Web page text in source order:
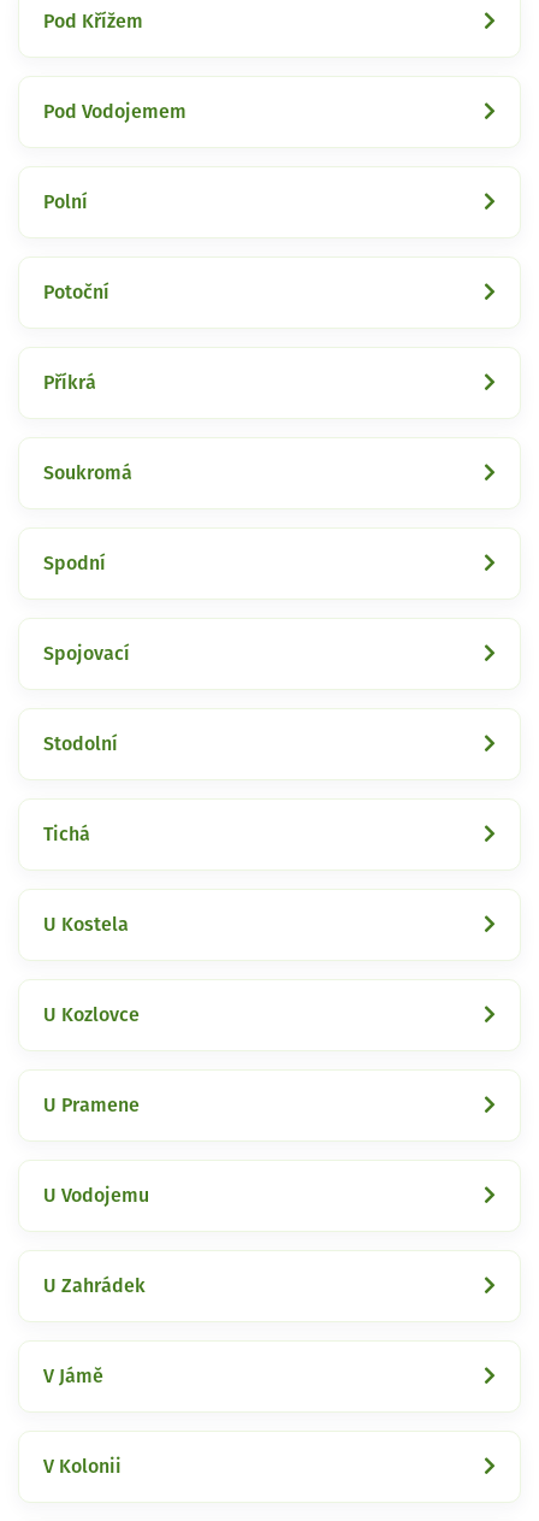
Pod Křížem
Pod Vodojemem
Polní
Potoční
Příkrá
Soukromá
Spodní
Spojovací
Stodolní
Tichá
U Kostela
U Kozlovce
U Pramene
U Vodojemu
U Zahrádek
V Jámě
V Kolonii